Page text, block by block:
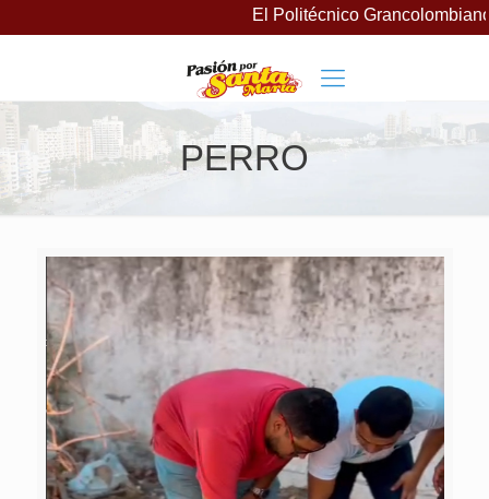
El Politécnico
PERRO